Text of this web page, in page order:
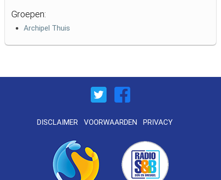
Groepen:
Archipel Thuis
DISCLAIMER VOORWAARDEN PRIVACY